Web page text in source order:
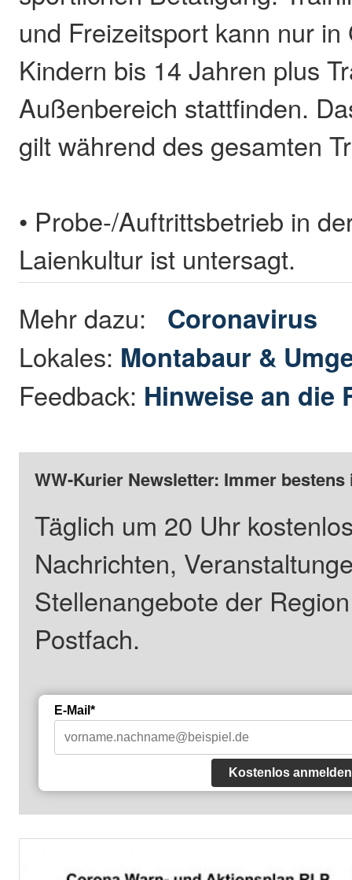
und Freizeitsport kann nur
Kindern bis 14 Jahren plus
Außenbereich stattfinden.
gilt während des gesamten
• Probe-/Auftrittsbetrieb in
Laienkultur ist untersagt.
Mehr dazu: Coronavirus
Lokales: Montabaur &
Feedback: Hinweise an die
WW-Kurier Newsletter: Immer
Täglich um 20 Uhr
Nachrichten,
Stellenangebote der
Postfach.
E-Mail*
Kostenlos anmelden